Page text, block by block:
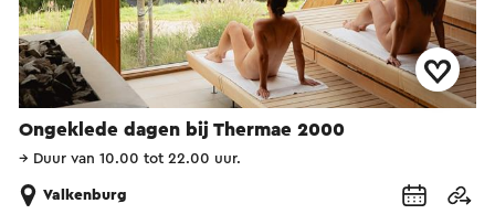
Ongeklede dagen bij Thermae 2000
→ Duur van 10.00 tot 22.00 uur.
Valkenburg